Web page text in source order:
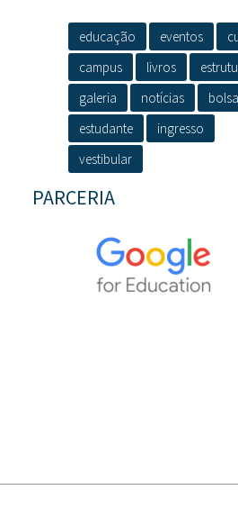
educação eventos
campus
livros
galeria
notícias
estudante
ingresso
vestibular
PARCERIA